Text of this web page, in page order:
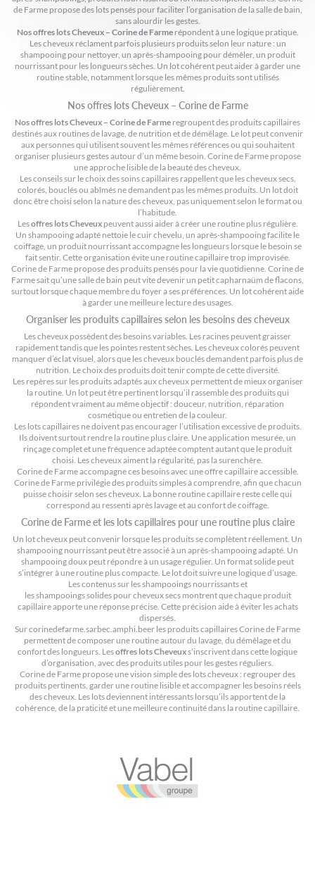
de Farme propose des lots pensés pour faciliter l’organisation de la salle de bain,
sans alourdir les gestes.
Nos offres lots Cheveux – Corine de Farmerépondent à une logique pratique.
Les cheveux réclament parfois plusieurs produits selon leur nature : un
shampooing pour nettoyer, un après-shampooing pour démêler, un produit
nourrissant pour les longueurs sèches. Un lot cohérent peut aider à garder une
routine stable, notamment lorsque les mêmes produits sont utilisés
régulièrement.
Nos offres lots Cheveux – Corine de Farme
Nos offres lots Cheveux – Corine de Farme regroupent des produits capillaires
destinés aux routines de lavage, de nutrition et de démêlage. Le lot peut convenir
aux personnes qui utilisent souvent les mêmes références ou qui souhaitent
organiser plusieurs gestes autour d’un même besoin. Corine de Farme propose
une approche lisible de la beauté des cheveux.
Les conseils sur le choix des soins capillairesrappellent que les cheveux secs,
colorés, bouclés ou abîmés ne demandent pas les mêmes produits. Un lot doit
donc être choisi selon la nature des cheveux, pas uniquement selon le format ou
l’habitude.
Lesoffres lots Cheveuxpeuvent aussi aider à créer une routine plus régulière.
Un shampooing adapté nettoie le cuir chevelu, un après-shampooing facilite le
coiffage, un produit nourrissant accompagne les longueurs lorsque le besoin se
fait sentir. Cette organisation évite une routine capillaire trop improvisée.
Corine de Farme propose des produits pensés pour la vie quotidienne. Corine de
Farme sait qu’une salle de bain peut vite devenir un petit capharnaüm de flacons,
surtout lorsque chaque membre du foyer a ses préférences. Un lot cohérent aide
à garder une meilleure lecture des usages.
Organiser les produits capillaires selon les besoins des cheveux
Les cheveux possèdent des besoins variables. Les racines peuvent graisser
rapidement tandis que les pointes restent sèches. Les cheveux colorés peuvent
manquer d’éclat visuel, alors que les cheveux bouclés demandent parfois plus de
nutrition. Le choix des produits doit tenir compte de cette diversité.
Les repères sur les produits adaptés aux cheveuxpermettent de mieux organiser
la routine. Un lot peut être pertinent lorsqu’il rassemble des produits qui
répondent vraiment au même objectif : douceur, nutrition, réparation
cosmétique ou entretien de la couleur.
Les lots capillaires ne doivent pas encourager l’utilisation excessive de produits.
Ils doivent surtout rendre la routine plus claire. Une application mesurée, un
rinçage complet et une fréquence adaptée comptent autant que le produit
choisi. Les cheveux aiment la régularité, pas la surenchère.
Corine de Farme accompagne ces besoins avec une offre capillaire accessible.
Corine de Farme privilégie des produits simples à comprendre, afin que chacun
puisse choisir selon ses cheveux. La bonne routine capillaire reste celle qui
correspond au ressenti après lavage et au confort de coiffage.
Corine de Farme et les lots capillaires pour une routine plus claire
Un lot cheveux peut convenir lorsque les produits se complètent réellement. Un
shampooing nourrissant peut être associé à un après-shampooing adapté. Un
shampooing doux peut répondre à un usage régulier. Un format solide peut
s’intégrer à une routine plus compacte. Le lot doit suivre une logique d’usage.
Les contenus sur les shampooings nourrissantset
les shampooings solides pour cheveux secsmontrent que chaque produit
capillaire apporte une réponse précise. Cette précision aide à éviter les achats
dispersés.
Sur corinedefarme.sarbec.amphi.beer les produits capillaires Corine de Farme
permettent de composer une routine autour du lavage, du démêlage et du
confort des longueurs. Lesoffres lots Cheveuxs’inscrivent dans cette logique
d’organisation, avec des produits utiles pour les gestes réguliers.
Corine de Farme propose une vision simple des lots cheveux : regrouper des
produits pertinents, garder une routine lisible et accompagner les besoins réels
des cheveux. Les lots deviennent intéressants lorsqu’ils apportent de la
cohérence, de la praticité et une meilleure continuité dans la routine capillaire.